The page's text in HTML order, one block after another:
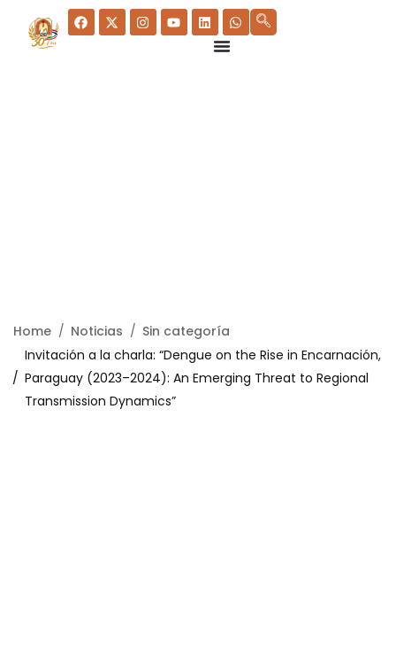
Home Noticias
Sin categoría
Invitación a la charla: “Dengue on the Rise in Encarnación,
Paraguay (2023–2024): An Emerging Threat to Regional
Transmission Dynamics”